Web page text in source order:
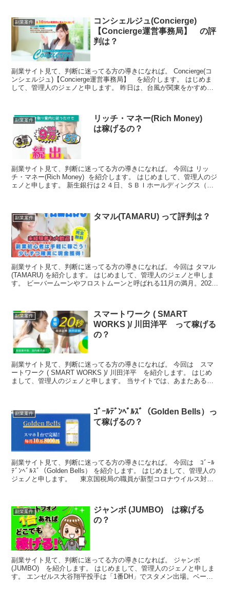
副業案件
コンシェルジュ(Concierge)
【Concierge運営事務局】 の評
判は？
副業サイト見て、判断に迷ってる方の導きになれば。 Concierge(コ
ンシェルジュ)【Concierge運営事務局】 を紹介します。 はじめま
して、管理人のジェノと申します。 昨日は、台風が関東をかすめま
副業案件
リッチ・マネー(Rich Money)
は稼げるの？
副業サイト見て、判断に迷ってる方の導きになれば。 今回は リッ
チ・マネー(Rich Money) を紹介します。 はじめまして、管理人のジ
ェノと申します。 新生銀行は２４日、ＳＢＩホールディングス（Ｈ
副業案件 タマル(TAMARU) って評判は？
副業サイト見て、判断に迷ってる方の導きになれば。 今回は タマル
(TAMARU) を紹介します。 はじめまして、管理人のジェノと申しま
す。 ビーバームーンやフロストムーンと呼ばれる11月の満月。2021
副業案件
スマートワーク ( SMART
WORKS )/ 川田洋平 って稼げる
の？
副業サイト見て、判断に迷ってる方の導きになれば。 今回は スマ
ートワーク ( SMART WORKS )/ 川田洋平 を紹介します。 はじめ
まして、管理人のジェノと申します。 当サイトでは、あまたある副
副業案件
ｺﾞｰﾙﾃﾞﾝﾍﾞﾙｽﾞ（Golden Bells）っ
て稼げるの？
副業サイト見て、判断に迷ってる方の導きになれば。 今回は ｺﾞｰﾙ
ﾃﾞﾝﾍﾞﾙｽﾞ（Golden Bells） を紹介します。 はじめまして、管理人の
ジェノと申します。 東京国税局の職員が新型コロナウイルス対策
副業案件
ジャンボ (JUMBO) は稼げる
の？
副業サイト見て、判断に迷ってる方の導きになれば。 ジャンボ
(JUMBO) を紹介します。 はじめまして、管理人のジェノと申しま
す。 エンゼルス大谷翔平投手は「1番DH」でスタメン出場。ベー